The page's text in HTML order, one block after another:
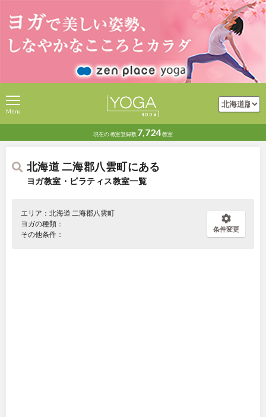
現在の教室登録数 7,724教室
Menu
北海道 二海郡八雲町にある
ヨガ教室・ピラティス教室一覧
エリア：北海道 二海郡八雲町
ヨガの種類：
その他条件：
条件変更